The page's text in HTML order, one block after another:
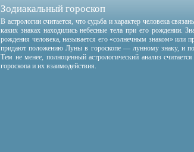
Зодиакальный гороскоп
В астрологии считается, что судьба и характер человека
каких знаках находились небесные тела при его рождении.
рождения человека, называется его «солнечным знаком» или
придают положению Луны в гороскопе — лунному знаку, и
Тем не менее, полноценный астрологический анализ
гороскопа и их взаимодействия.